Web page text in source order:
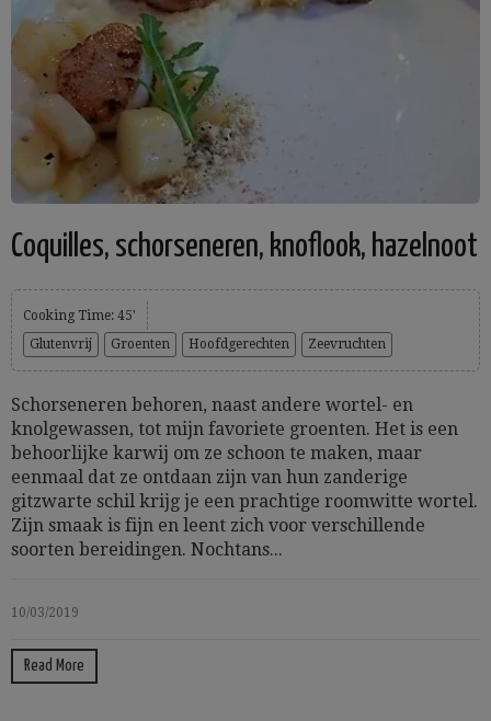
Coquilles, schorseneren, knoflook, hazelnoot
Cooking Time: 45'
Glutenvrij
Groenten Hoofdgerechten Zeevruchten
Schorseneren behoren, naast andere wortel- en
knolgewassen, tot mijn favoriete groenten. Het is een
behoorlijke karwij om ze schoon te maken, maar
eenmaal dat ze ontdaan zijn van hun zanderige
gitzwarte schil krijg je een prachtige roomwitte wortel.
Zijn smaak is fijn en leent zich voor verschillende
soorten bereidingen. Nochtans...
10/03/2019
Read More